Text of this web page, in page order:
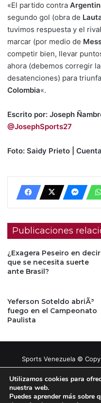
«El partido contra
segundo gol (obra de
tuvimos respuesta y el
marcar (por medio de
competir bien, llevar
ahora (debemos corregir
desatenciones) para
Colombia«.
Escrito por: Joseph
@JosephSports27
Foto: Saidy Prieto |
Publicaciones
¿Exagera Peseiro en decir
que se necesita suerte
ante Brasil?
Yeferson Soteldo abriÃ³
fuego en el Campeonato
Paulista
Sports Venezuela ©
reservados |
Tema
Utilizamos cookies para
nuestra web.
Puedes aprender más sobre